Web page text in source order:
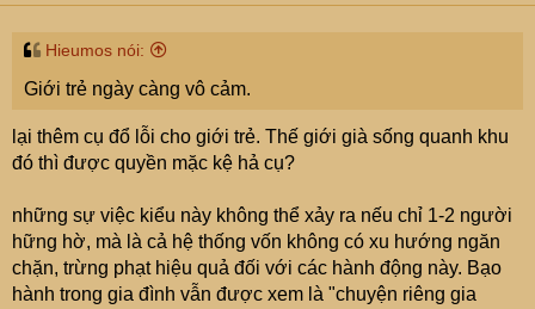
Hieumos nói:
Giới trẻ ngày càng vô cảm.
lại thêm cụ đổ lỗi cho giới trẻ. Thế giới già sống quanh khu
đó thì được quyền mặc kệ hả cụ?
những sự việc kiểu này không thể xảy ra nếu chỉ 1-2 người
hững hờ, mà là cả hệ thống vốn không có xu hướng ngăn
chặn, trừng phạt hiệu quả đối với các hành động này. Bạo
hành trong gia đình vẫn được xem là "chuyện riêng gia